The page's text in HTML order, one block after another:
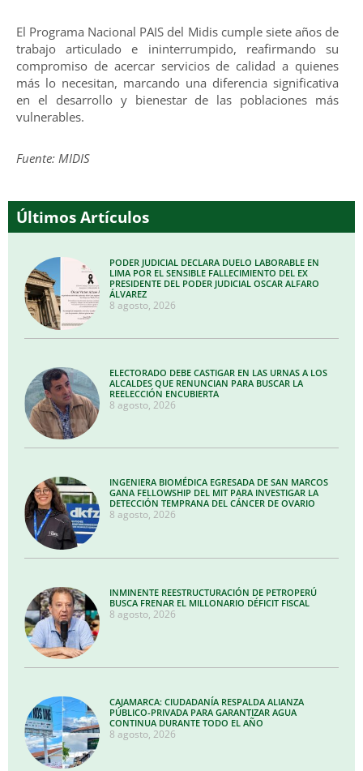
El Programa Nacional PAIS del Midis cumple siete años de
trabajo articulado e ininterrumpido, reafirmando su
compromiso de acercar servicios de calidad a quienes
más lo necesitan, marcando una diferencia significativa
en el desarrollo y bienestar de las poblaciones más
vulnerables.
Fuente: MIDIS
Últimos Artículos
PODER JUDICIAL DECLARA DUELO LABORABLE EN
LIMA POR EL SENSIBLE FALLECIMIENTO DEL EX
PRESIDENTE DEL PODER JUDICIAL OSCAR ALFARO
ÁLVAREZ
8 agosto, 2026
ELECTORADO DEBE CASTIGAR EN LAS URNAS A LOS
ALCALDES QUE RENUNCIAN PARA BUSCAR LA
REELECCIÓN ENCUBIERTA
8 agosto, 2026
INGENIERA BIOMÉDICA EGRESADA DE SAN MARCOS
GANA FELLOWSHIP DEL MIT PARA INVESTIGAR LA
DETECCIÓN TEMPRANA DEL CÁNCER DE OVARIO
8 agosto, 2026
INMINENTE REESTRUCTURACIÓN DE PETROPERÚ
BUSCA FRENAR EL MILLONARIO DÉFICIT FISCAL
8 agosto, 2026
CAJAMARCA: CIUDADANÍA RESPALDA ALIANZA
PÚBLICO-PRIVADA PARA GARANTIZAR AGUA
CONTINUA DURANTE TODO EL AÑO
8 agosto, 2026